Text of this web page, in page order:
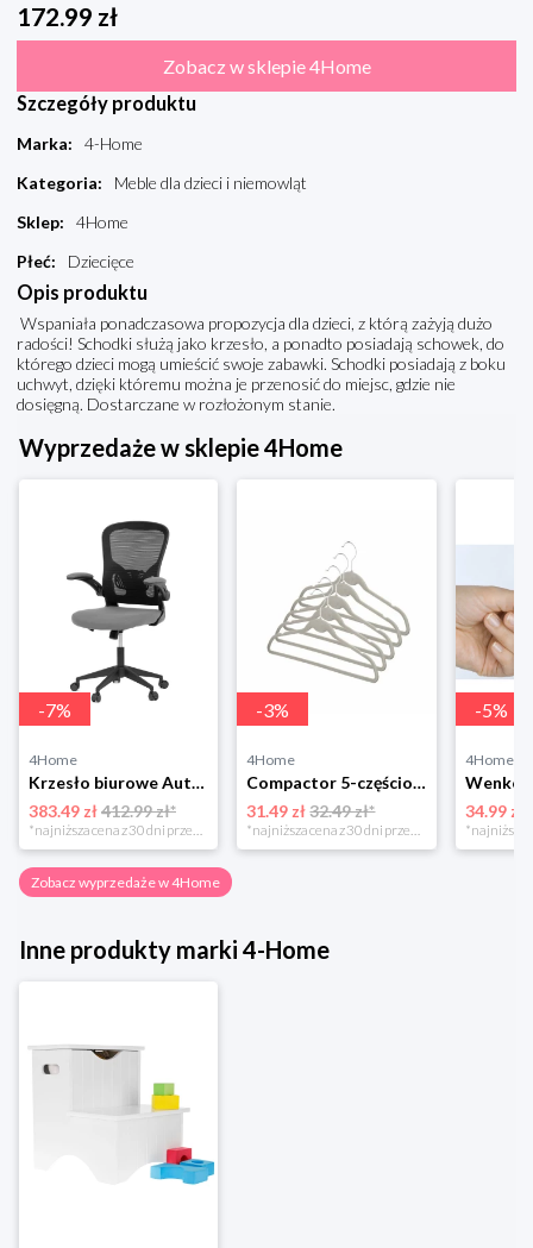
172.99 zł
Zobacz w sklepie 4Home
Szczegóły produktu
Marka:
4-Home
Kategoria:
Meble dla dzieci i niemowląt
Sklep:
4Home
Płeć: Dziecięce
Opis produktu
Wspaniała ponadczasowa propozycja dla dzieci, z którą zażyją dużo
radości! Schodki służą jako krzesło, a ponadto posiadają schowek, do
którego dzieci mogą umieścić swoje zabawki. Schodki posiadają z boku
uchwyt, dzięki któremu można je przenosić do miejsc, gdzie nie
dosięgną. Dostarczane w rozłożonym stanie.
Wyprzedaże w sklepie 4Home
-7%
4Home
Krzesło biurowe Autronic KA-V317 GREY
383.49 zł412.99 zł*
*najniższa cena z 30 dni przed obniżką
-3%
4Home
Compactor 5-częściowy komplet wieszaków dziecięcych Velvet, 28 cm
31.49 zł 32.49 zł*
*najniższa cena z 30 dni przed obniżką
-5%
4Home
34.99 zł
Zobacz wyprzedaże w 4Home
Inne produkty marki 4-Home